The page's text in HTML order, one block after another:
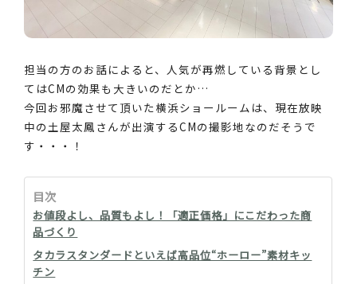
担当の方のお話によると、人気が再燃している背景とし
てはCMの効果も大きいのだとか…
今回お邪魔させて頂いた横浜ショールームは、現在放映
中の土屋太鳳さんが出演するCMの撮影地なのだそうで
す・・・！
目次
お値段よし、品質もよし！「適正価格」にこだわった商
品づくり
タカラスタンダードといえば高品位“ホーロー”素材キッ
チン